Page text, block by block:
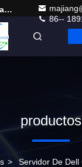
Beijing Guangtian Runze Technology Co., Ltd.
86--
productos
> Servidor De Dell